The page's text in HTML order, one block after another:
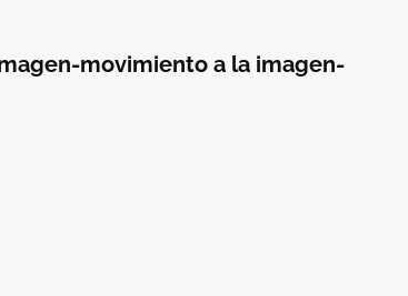
movimiento a la imagen-